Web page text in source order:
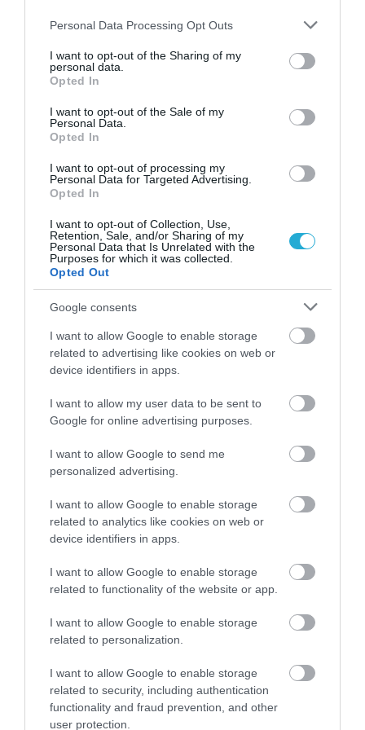
Please note that this website/app uses one or more Google
not limited to your visit or usage behaviour. You may click to
grant or deny consent to Google and its third-party tags to
use your data for below specified purposes in below Google
consent section.
Personal Data Processing Opt Outs
I want to opt-out of the Sharing of my
personal data.
Opted In
I want to opt-out of the Sale of my
Personal Data.
Opted In
I want to opt-out of processing my
Personal Data for Targeted Advertising.
Opted In
I want to opt-out of Collection, Use,
Retention, Sale, and/or Sharing of my
Personal Data that Is Unrelated with the
Purposes for which it was collected.
Opted Out
Google consents
I want to allow Google to enable storage
related to advertising like cookies on web or
device identifiers in apps.
I want to allow my user data to be sent to
Google for online advertising purposes.
I want to allow Google to send me
personalized advertising.
I want to allow Google to enable storage
related to analytics like cookies on web or
device identifiers in apps.
I want to allow Google to enable storage
related to functionality of the website or app.
I want to allow Google to enable storage
related to personalization.
I want to allow Google to enable storage
related to security, including authentication
functionality and fraud prevention, and other
user protection.
14.07.2026 15:01
Το καλοκαιρινό φρούτο που μπορεί να
που κάνουν όλοι πριν το φάνε
14.07.2026 12:01
Βραστά αυγά: Γιατί παραμένουν
δημοφιλής επιλογή στη διατροφή – Τα
οφέλη τους
Το γιαούρτι ή το τυρί cottage βοηθά
περισσότερο στην απώλεια βάρους; – Τι